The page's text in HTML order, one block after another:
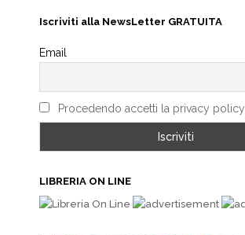
Iscriviti alla NewsLetter GRATUITA
Email
Procedendo accetti la privacy policy
LIBRERIA ON LINE